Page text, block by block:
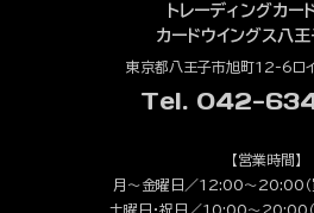
トレーディングカー
カードウイングス八
東京都八王子市旭町12-6ロ
Tel. 042-
【営業時間】
月～金曜日／12:00～20:00（
土曜日・祝日／10:00～20:00